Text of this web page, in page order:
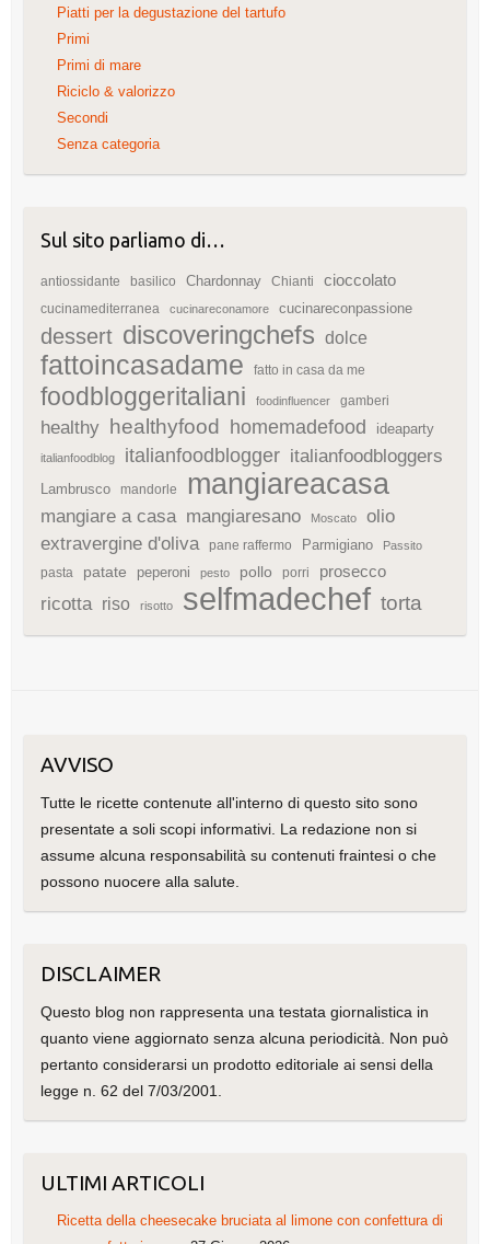
Piatti per la degustazione del tartufo
Primi
Primi di mare
Riciclo & valorizzo
Secondi
Senza categoria
Sul sito parliamo di…
antiossidante basilico Chardonnay Chianti cioccolato
cucinamediterranea cucinareconamore cucinareconpassione
dessert discoveringchefs dolce
fattoincasadame fatto in casa da me
foodbloggeritaliani foodinfluencer gamberi
healthy healthyfood homemadefood ideaparty
italianfoodblog italianfoodblogger italianfoodbloggers
Lambrusco mandorle mangiareacasa
mangiare a casa mangiaresano Moscato
olio
extravergine d'oliva
pane raffermo Parmigiano Passito
pasta patate peperoni pesto pollo porri prosecco
ricotta riso risotto selfmadechef torta
AVVISO
Tutte le ricette contenute all'interno di questo sito sono
presentate a soli scopi informativi. La redazione non si
assume alcuna responsabilità su contenuti fraintesi o che
possono nuocere alla salute.
DISCLAIMER
Questo blog non rappresenta una testata giornalistica in
quanto viene aggiornato senza alcuna periodicità. Non può
pertanto considerarsi un prodotto editoriale ai sensi della
legge n. 62 del 7/03/2001.
ULTIMI ARTICOLI
Ricetta della cheesecake bruciata al limone con confettura di